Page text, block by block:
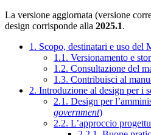
La versione aggiornata (versione
design corrisponde alla 2025.1.
1. Scopo, destinatari e uso del
1.1. Versionamento e
1.2. Consultazione del
1.3. Contribuisci al
2. Introduzione al design per i
2.1. Design per
government)
2.2. L’approccio